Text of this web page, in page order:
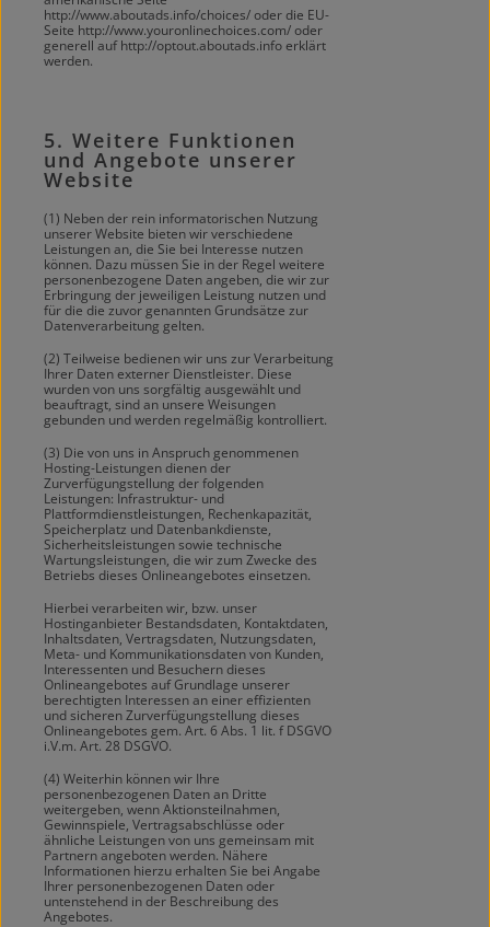
http://www.aboutads.info/choices/ oder die EU-
Seite http://www.youronlinechoices.com/ oder
generell auf http://optout.aboutads.info erklärt
werden.
5. Weitere Funktionen
und Angebote unserer
Website
(1) Neben der rein informatorischen Nutzung
unserer Website bieten wir verschiedene
Leistungen an, die Sie bei Interesse nutzen
können. Dazu müssen Sie in der Regel weitere
personenbezogene Daten angeben, die wir zur
Erbringung der jeweiligen Leistung nutzen und
für die die zuvor genannten Grundsätze zur
Datenverarbeitung gelten.
(2) Teilweise bedienen wir uns zur Verarbeitung
Ihrer Daten externer Dienstleister. Diese
wurden von uns sorgfältig ausgewählt und
beauftragt, sind an unsere Weisungen
gebunden und werden regelmäßig kontrolliert.
(3) Die von uns in Anspruch genommenen
Hosting-Leistungen dienen der
Zurverfügungstellung der folgenden
Leistungen: Infrastruktur- und
Plattformdienstleistungen, Rechenkapazität,
Speicherplatz und Datenbankdienste,
Sicherheitsleistungen sowie technische
Wartungsleistungen, die wir zum Zwecke des
Betriebs dieses Onlineangebotes einsetzen.
Hierbei verarbeiten wir, bzw. unser
Hostinganbieter Bestandsdaten, Kontaktdaten,
Inhaltsdaten, Vertragsdaten, Nutzungsdaten,
Meta- und Kommunikationsdaten von Kunden,
Interessenten und Besuchern dieses
Onlineangebotes auf Grundlage unserer
berechtigten Interessen an einer effizienten
und sicheren Zurverfügungstellung dieses
Onlineangebotes gem. Art. 6 Abs. 1 lit. f DSGVO
i.V.m. Art. 28 DSGVO.
(4) Weiterhin können wir Ihre
personenbezogenen Daten an Dritte
weitergeben, wenn Aktionsteilnahmen,
Gewinnspiele, Vertragsabschlüsse oder
ähnliche Leistungen von uns gemeinsam mit
Partnern angeboten werden. Nähere
Informationen hierzu erhalten Sie bei Angabe
Ihrer personenbezogenen Daten oder
untenstehend in der Beschreibung des
Angebotes.